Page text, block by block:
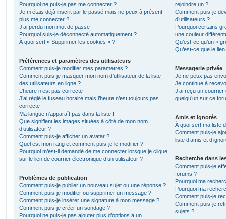
Pourquoi ne puis-je pas me connecter ?
Je m’étais déjà inscrit par le passé mais ne peux à présent
plus me connecter ?!
J’ai perdu mon mot de passe !
Pourquoi suis-je déconnecté automatiquement ?
À quoi sert « Supprimer les cookies » ?
Préférences et paramètres des utilisateurs
Comment puis-je modifier mes paramètres ?
Comment puis-je masquer mon nom d’utilisateur de la liste
des utilisateurs en ligne ?
L’heure n’est pas correcte !
J’ai réglé le fuseau horaire mais l’heure n’est toujours pas
correcte !
Ma langue n’apparaît pas dans la liste !
Que signifient les images situées à côté de mon nom
d’utilisateur ?
Comment puis-je afficher un avatar ?
Quel est mon rang et comment puis-je le modifier ?
Pourquoi m’est-il demandé de me connecter lorsque je clique
sur le lien de courrier électronique d’un utilisateur ?
Problèmes de publication
Comment puis-je publier un nouveau sujet ou une réponse ?
Comment puis-je modifier ou supprimer un message ?
Comment puis-je insérer une signature à mon message ?
Comment puis-je créer un sondage ?
Pourquoi ne puis-je pas ajouter plus d’options à un
rejoindre un ?
Comment puis-je
d’utilisateurs ?
Pourquoi certains
une couleur
Qu’est-ce qu’un «
Qu’est-ce que le lien
Messagerie privée
Je ne peux pas
Je continue à
J’ai reçu un
quelqu’un sur ce
Amis et ignorés
À quoi sert ma liste
Comment puis-je
liste d’amis et
Recherche dans
Comment puis-je
forums ?
Pourquoi ma
Pourquoi ma
Comment puis-je
Comment puis-je
sujets ?